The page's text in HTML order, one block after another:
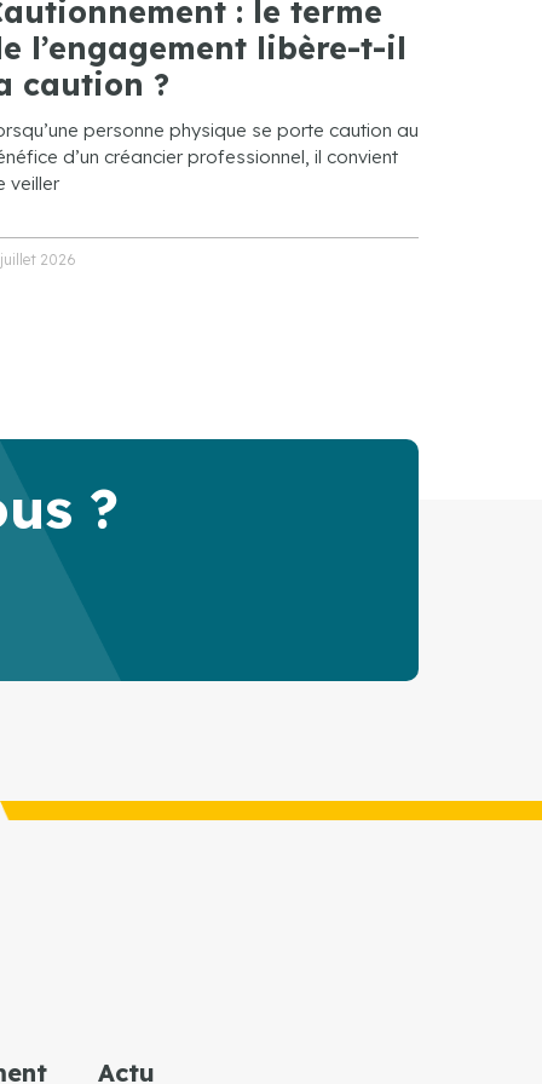
: le terme
l’engagement libère-t-il
caution ?
personne physique se porte caution au
d’un créancier professionnel, il convient
veiller
juillet 2026
?
Actu